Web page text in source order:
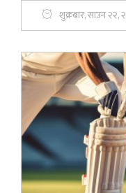
शुक्रबार, साउन २२,